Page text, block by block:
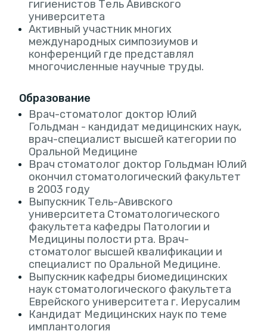
гигиенистов Тель Авивского
университета
Активный участник многих
международных симпозиумов и
конференций где представлял
многочисленные научные труды.
Образование
Врач-стоматолог доктор Юлий
Гольдман - кандидат медицинских наук,
врач-специалист высшей категории по
Оральной Медицине
Врач стоматолог доктор Гольдман Юлий
окончил стоматологический факультет
в 2003 году
Выпускник Тель-Авивского
университета Стоматологического
факультета кафедры Патологии и
Медицины полости рта. Врач-
стоматолог высшей квалификации и
специалист по Оральной Медицине.
Выпускник кафедры биомедицинских
наук стоматологического факультета
Еврейского университета г. Иерусалим
Кандидат Медицинских наук по теме
имплантология